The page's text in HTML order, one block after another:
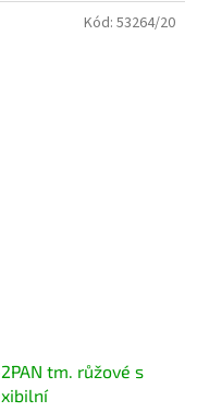
tm. růžové s
Kód: 53264/20